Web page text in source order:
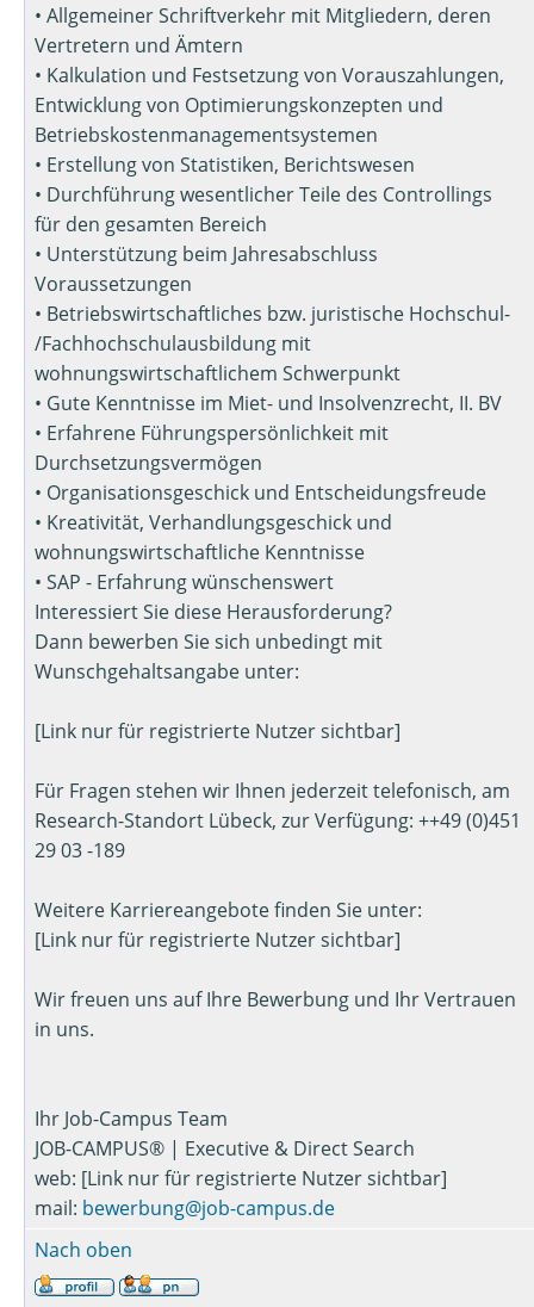
• Allgemeiner Schriftverkehr mit Mitgliedern, deren
Vertretern und Ämtern
• Kalkulation und Festsetzung von Vorauszahlungen,
Entwicklung von Optimierungskonzepten und
Betriebskostenmanagementsystemen
• Erstellung von Statistiken, Berichtswesen
• Durchführung wesentlicher Teile des Controllings
für den gesamten Bereich
• Unterstützung beim Jahresabschluss
Voraussetzungen
• Betriebswirtschaftliches bzw. juristische Hochschul-
/Fachhochschulausbildung mit
wohnungswirtschaftlichem Schwerpunkt
• Gute Kenntnisse im Miet- und Insolvenzrecht, II. BV
• Erfahrene Führungspersönlichkeit mit
Durchsetzungsvermögen
• Organisationsgeschick und Entscheidungsfreude
• Kreativität, Verhandlungsgeschick und
wohnungswirtschaftliche Kenntnisse
• SAP - Erfahrung wünschenswert
Interessiert Sie diese Herausforderung?
Dann bewerben Sie sich unbedingt mit
Wunschgehaltsangabe unter:
[Link nur für registrierte Nutzer sichtbar]
Für Fragen stehen wir Ihnen jederzeit telefonisch, am
Research-Standort Lübeck, zur Verfügung: ++49 (0)451
29 03 -189
Weitere Karriereangebote finden Sie unter:
[Link nur für registrierte Nutzer sichtbar]
Wir freuen uns auf Ihre Bewerbung und Ihr Vertrauen
in uns.
Ihr Job-Campus Team
JOB-CAMPUS® | Executive & Direct Search
web: [Link nur für registrierte Nutzer sichtbar]
mail: bewerbung@job-campus.de
Nach oben